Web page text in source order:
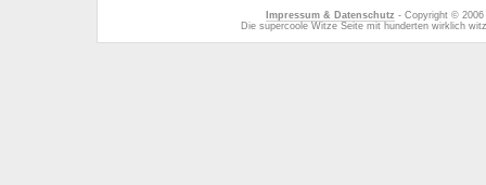
Impressum & Datenschutz - Copyright ©
Die supercoole Witze Seite mit hunderten wirklich